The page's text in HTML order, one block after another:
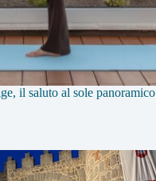
il saluto al sole panoramico